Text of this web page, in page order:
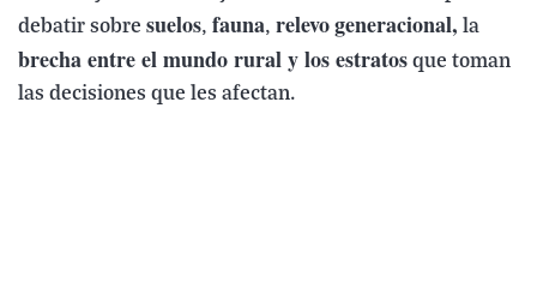
debatir sobre suelos, fauna, relevogeneracional, la
brecha entre el mundo rural y los estratos que toman
las decisiones que les afectan.